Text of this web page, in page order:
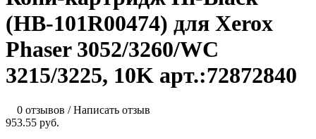
(HB-101R00474) для Xerox
Phaser 3052/3260/WC
3215/3225, 10K арт.:72872840
0 отзывов /Написать отзыв
953.55 руб.